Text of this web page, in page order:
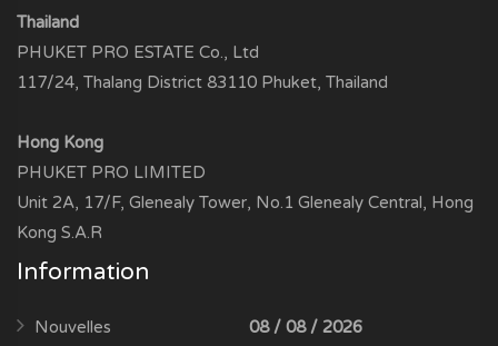
Thailand
PHUKET PRO ESTATE Co., Ltd
117/24, Thalang District 83110 Phuket, Thailand
Hong Kong
PHUKET PRO LIMITED
Unit 2A, 17/F, Glenealy Tower, No.1 Glenealy Central, Hong
Kong S.A.R
Information
Nouvelles
08 / 08 / 2026